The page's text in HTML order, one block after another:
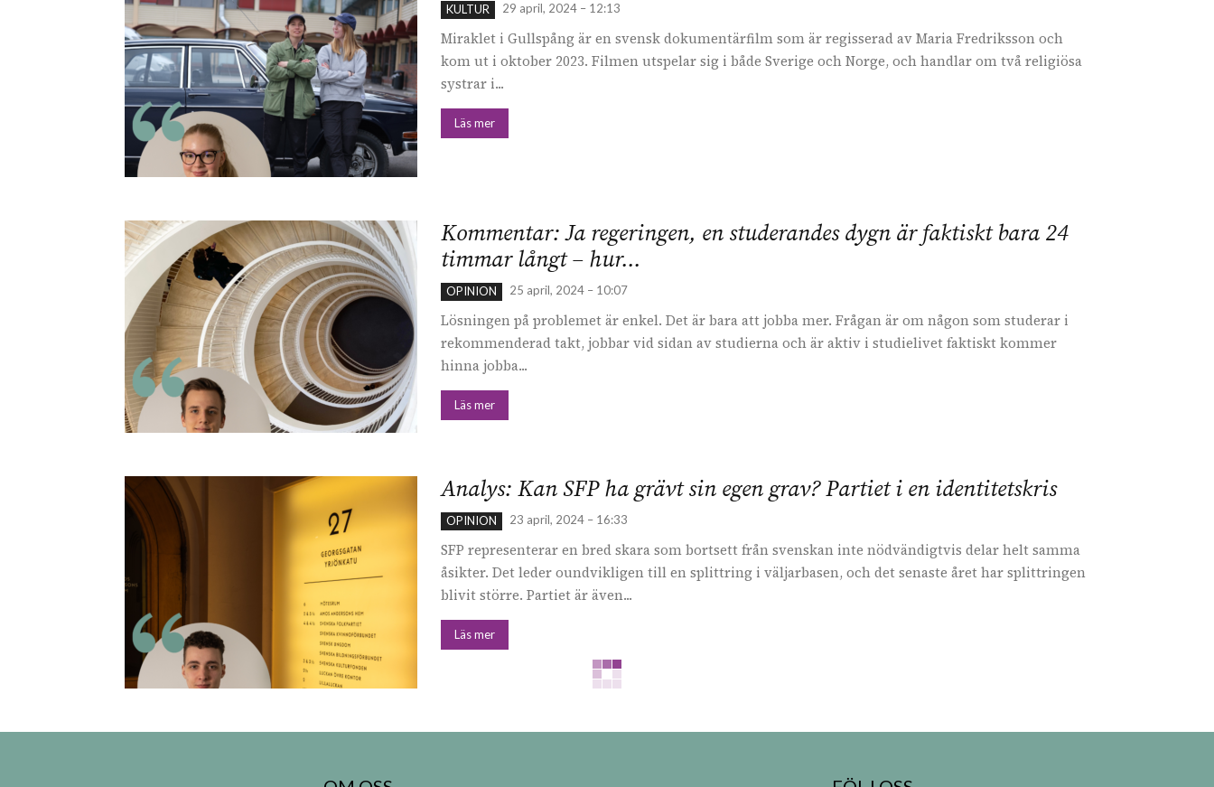
KULTUR 29 april, 2024 – 12:13
Miraklet i Gullspång är en svensk dokumentärfilm som är regisserad av Maria Fredriksson och
kom ut i oktober 2023. Filmen utspelar sig i både Sverige och Norge, och handlar om två religiösa
systrar i...
Läs mer
Kommentar: Ja regeringen, en studerandes dygn är faktiskt bara 24
timmar långt – hur...
OPINION 25 april, 2024 – 10:07
Lösningen på problemet är enkel. Det är bara att jobba mer. Frågan är om någon som studerar i
rekommenderad takt, jobbar vid sidan av studierna och är aktiv i studielivet faktiskt kommer
hinna jobba...
Läs mer
Analys: Kan SFP ha grävt sin egen grav? Partiet i en identitetskris
OPINION 23 april, 2024 – 16:33
SFP representerar en bred skara som bortsett från svenskan inte nödvändigtvis delar helt samma
åsikter. Det leder oundvikligen till en splittring i väljarbasen, och det senaste året har splittringen
blivit större. Partiet är även...
Läs mer